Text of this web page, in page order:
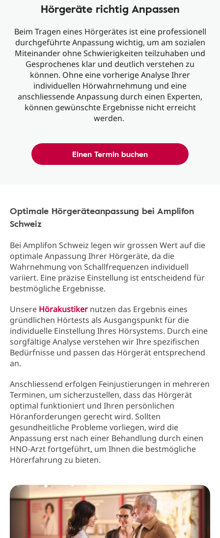
Hörgeräte richtig Anpassen
Beim Tragen eines Hörgerätes ist eine professionell
durchgeführte Anpassung wichtig, um am sozialen
Miteinander ohne Schwierigkeiten teilzuhaben und
Gesprochenes klar und deutlich verstehen zu
können. Ohne eine vorherige Analyse Ihrer
individuellen Hörwahrnehmung und eine
anschliessende Anpassung durch einen Experten,
können gewünschte Ergebnisse nicht erreicht
werden.
Einen Termin buchen
Optimale Hörgeräteanpassung bei Amplifon
Schweiz
Bei Amplifon Schweiz legen wir grossen Wert auf die
optimale Anpassung Ihrer Hörgeräte, da die
Wahrnehmung von Schallfrequenzen individuell
variiert. Eine präzise Einstellung ist entscheidend für
bestmögliche Ergebnisse.
Unsere Hörakustiker nutzen das Ergebnis eines
gründlichen Hörtests als Ausgangspunkt für die
individuelle Einstellung Ihres Hörsystems. Durch eine
sorgfältige Analyse verstehen wir Ihre spezifischen
Bedürfnisse und passen das Hörgerät entsprechend
an.
Anschliessend erfolgen Feinjustierungen in mehreren
Terminen, um sicherzustellen, dass das Hörgerät
optimal funktioniert und Ihren persönlichen
Höranforderungen gerecht wird. Sollten
gesundheitliche Probleme vorliegen, wird die
Anpassung erst nach einer Behandlung durch einen
HNO-Arzt fortgeführt, um Ihnen die bestmögliche
Hörerfahrung zu bieten.